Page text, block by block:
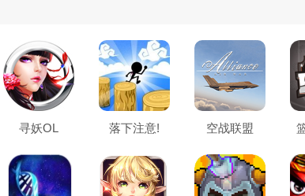
寻妖OL 落下注意! 空战联盟